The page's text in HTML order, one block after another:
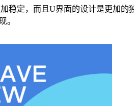
稳定，而且U界面的设计是更加
。